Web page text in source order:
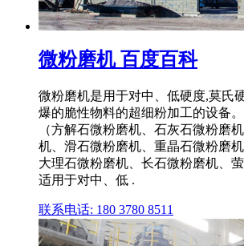
微粉磨机 百度百科
微粉磨机是用于对中、低硬度,莫氏
爆的脆性物料的超细粉加工的设备
（方解石微粉磨机、石灰石微粉磨
机、滑石微粉磨机、重晶石微粉磨机
大理石微粉磨机、长石微粉磨机、
适用于对中、低 .
联系电话: 180 3780 8511